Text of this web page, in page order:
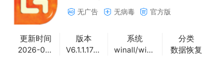
无广告 无病毒 官方版
更新时间
2026-04-22
版本
V6.1.1.1742
系统
winall/win7/win10/win11
分类
数据恢复